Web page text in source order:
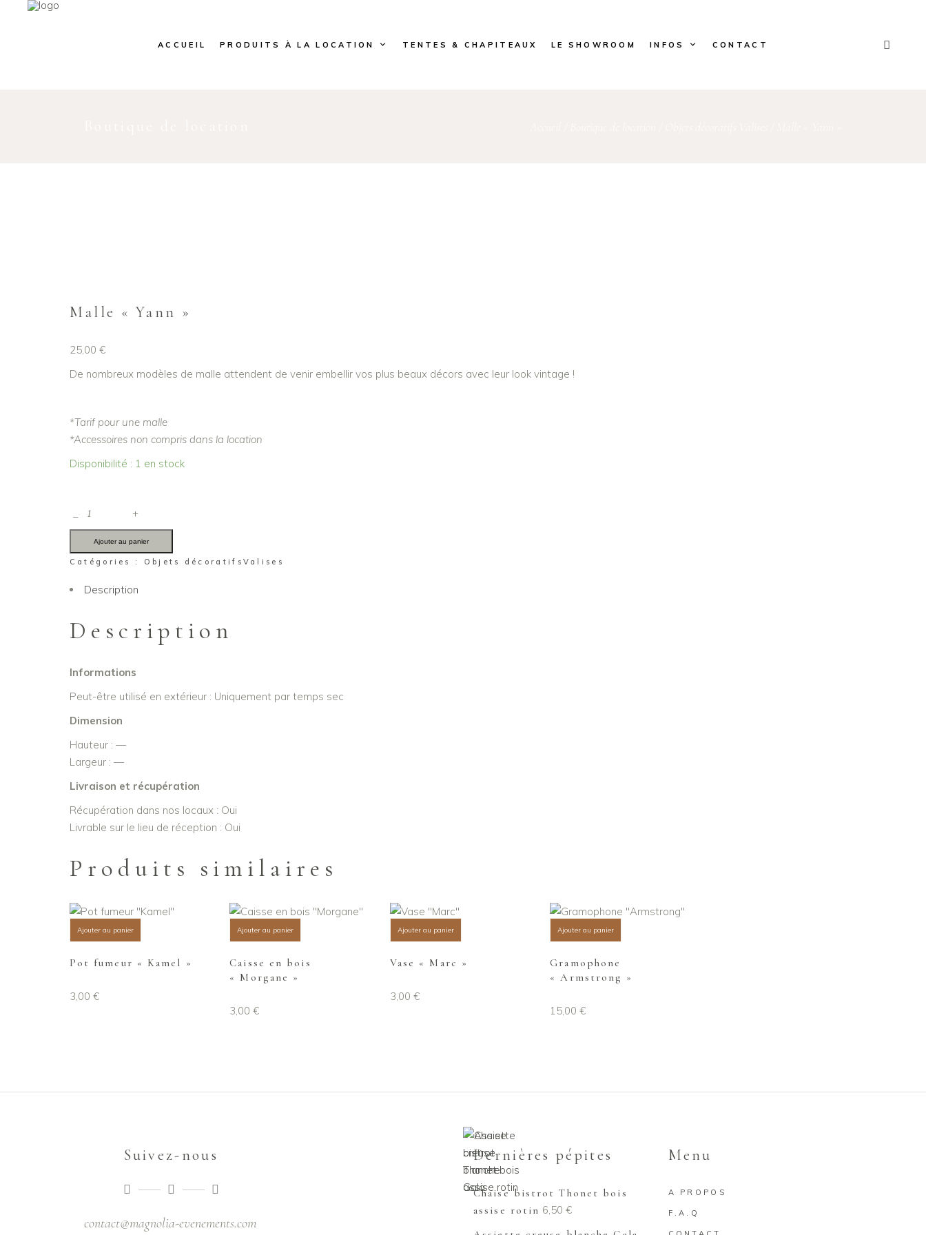
ACCUEIL PRODUITS À LA LOCATION TENTES & CHAPITEAUX LE SHOWROOM INFOS CONTACT
Malle « Yann »
25,00 €
De nombreux modèles de malle attendent de venir embellir vos plus beaux décors avec leur look vintage !
*Tarif pour une malle
*Accessoires non compris dans la location
Disponibilité : 1 en stock
quantité
+
Ajouter au panier
Catégories : Objets décoratifs Valises
Description
Description
Informations
Peut-être utilisé en extérieur : Uniquement par temps sec
Dimension
Hauteur : —
Largeur : —
Livraison et récupération
Récupération dans nos locaux : Oui
Livrable sur le lieu de réception : Oui
Produits similaires
Ajouter au panier
Pot fumeur « Kamel »
3,00 €
Ajouter au panier
Caisse en bois
« Morgane »
3,00€
Ajouter au panier
Vase « Marc »
3,00 €
Ajouter au panier
Gramophone
« Armstrong »
15,00€
Suivez-nous
contact@magnolia-evenements.com
Dernières pépites
Chaise bistrot Thonet bois
assise rotin 6,50€
Menu
A PROPOS
F.A.Q